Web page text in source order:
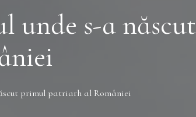
unde s-a născut
primul patriarh al României